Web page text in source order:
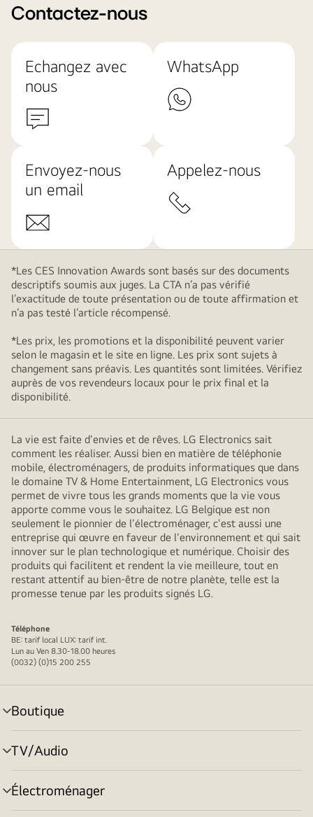
Contactez-nous
Echangez avec
nous
WhatsApp
Envoyez-nous
un email
Appelez-nous
*Les CES Innovation Awards sont basés sur des documents
descriptifs soumis aux juges. La CTA n’a pas vérifié
l’exactitude de toute présentation ou de toute affirmation et
n’a pas testé l’article récompensé.
*Les prix, les promotions et la disponibilité peuvent varier
selon le magasin et le site en ligne. Les prix sont sujets à
changement sans préavis. Les quantités sont limitées. Vérifiez
auprès de vos revendeurs locaux pour le prix final et la
disponibilité.
La vie est faite d'envies et de rêves. LG Electronics sait
comment les réaliser. Aussi bien en matière de téléphonie
mobile, électroménagers, de produits informatiques que dans
le domaine TV & Home Entertainment, LG Electronics vous
permet de vivre tous les grands moments que la vie vous
apporte comme vous le souhaitez. LG Belgique est non
seulement le pionnier de l'électroménager, c'est aussi une
entreprise qui œuvre en faveur de l'environnement et qui sait
innover sur le plan technologique et numérique. Choisir des
produits qui facilitent et rendent la vie meilleure, tout en
restant attentif au bien-être de notre planète, telle est la
promesse tenue par les produits signés LG.
Téléphone
BE: tarif local LUX: tarif int.
Lun au Ven 8.30-18.00 heures
(0032) (0)15 200 255
Boutique
menu
déroulant
TV/Audio
menu
déroulant
Électroménager
menu
déroulant